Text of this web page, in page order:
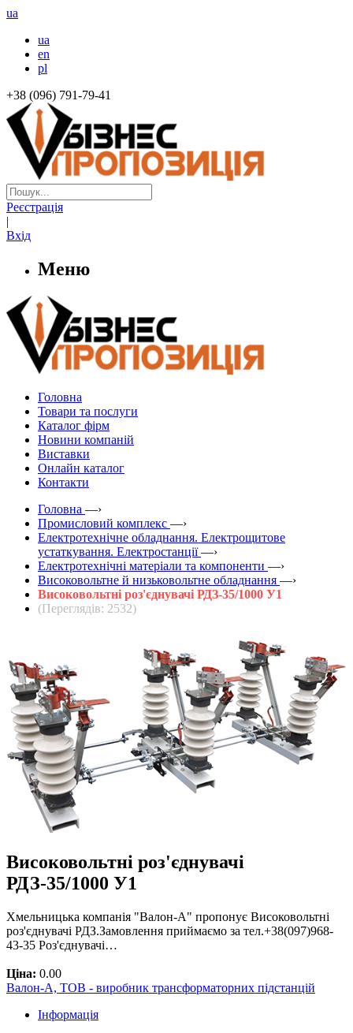
ua
ua
en
pl
+38 (096) 791-79-41
Реєстрація
|
Вхід
Меню
Головна
Товари та послуги
Каталог фірм
Новини компаній
Виставки
Онлайн каталог
Контакти
Головна —›
Промисловий комплекс —›
Електротехнічне обладнання. Електрощитове
устаткування. Електростанції —›
Електротехнічні матеріали та компоненти —›
Високовольтне й низьковольтне обладнання —›
Високовольтні роз'єднувачі РДЗ-35/1000 У1
(Переглядів: 2532)
Високовольтні роз'єднувачі
РДЗ-35/1000 У1
Хмельницька компанія "Валон-А" пропонує Високовольтні
роз'єднувачі РДЗ.Замовлення приймаємо за тел.+38(097)968-
43-35 Роз'єднувачі…
Ціна: 0.00
Валон-А, ТОВ - виробник трансформаторних підстанцій
Інформація